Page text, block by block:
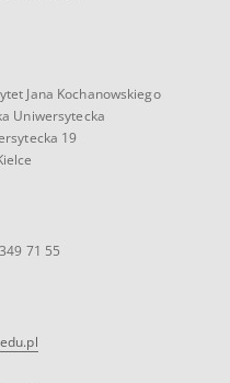
Jana Kochanowskiego
Uniwersytecka
19
71 55